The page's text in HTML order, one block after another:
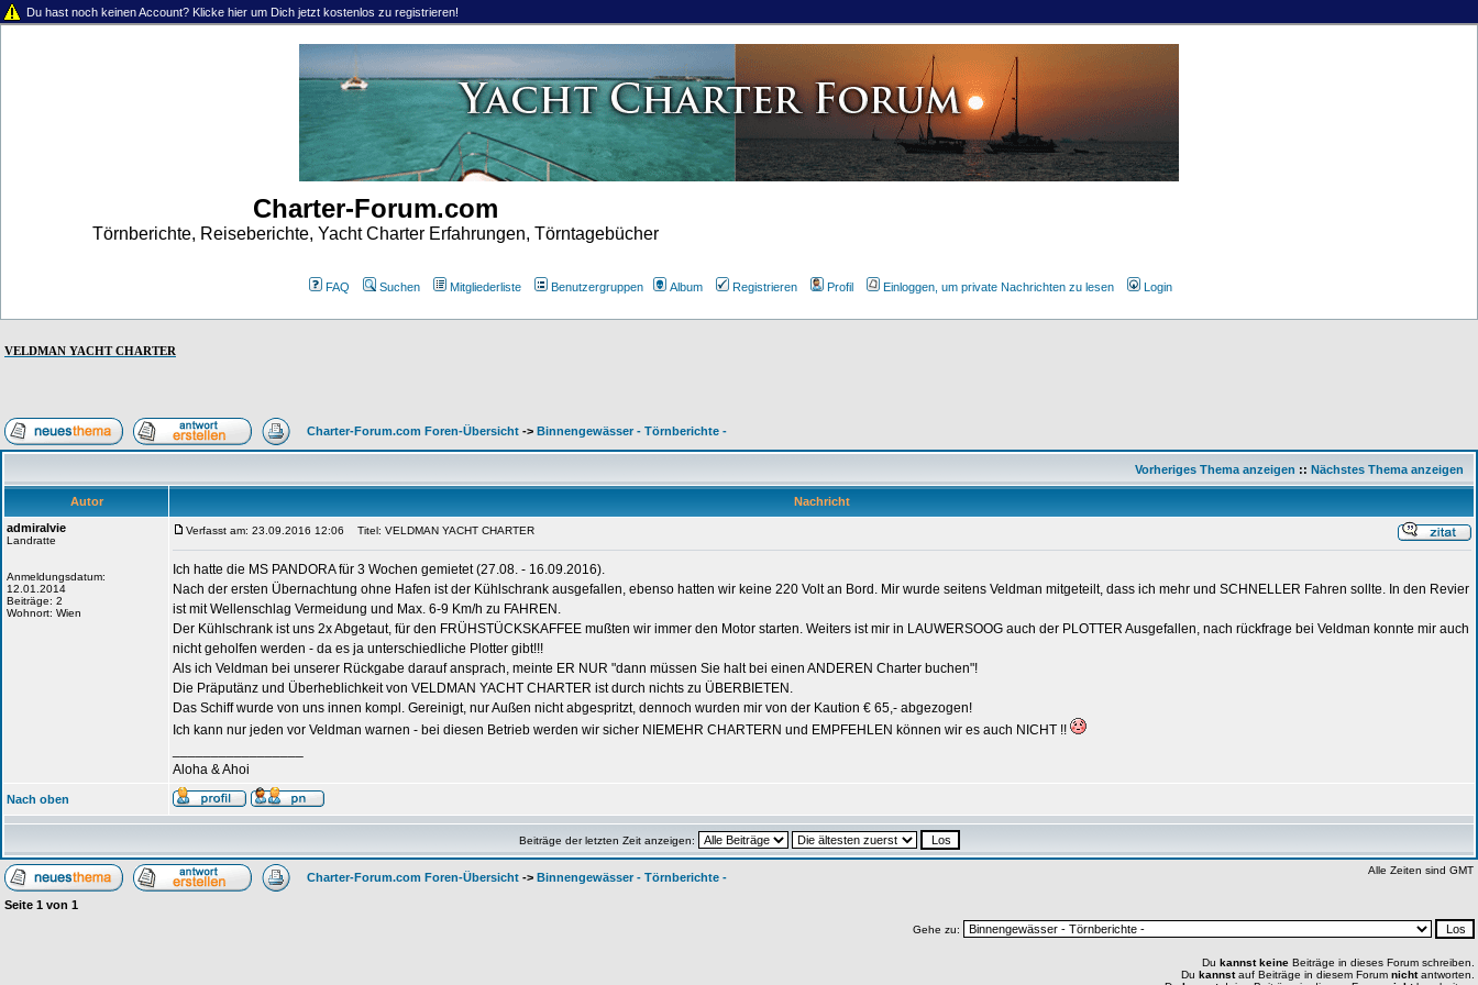
Du hast noch keinen Account? Klicke hier um Dich jetzt kostenlos zu registrieren!
Charter-Forum.com
Törnberichte, Reiseberichte, Yacht Charter Erfahrungen, Törntagebücher
FAQ Suchen Mitgliederliste Benutzergruppen Album Registrieren Profil Einloggen, um private Nachrichten zu lesen Login
VELDMAN YACHT CHARTER
Charter-Forum.com Foren-Übersicht -> Binnengewässer - Törnberichte -
Vorheriges Thema anzeigen :: Nächstes Thema anzeigen
Autor
Nachricht
admiralvie
Landratte
Anmeldungsdatum:
12.01.2014
Beiträge: 2
Wohnort: Wien
Verfasst am: 23.09.2016 12:06 Titel: VELDMAN YACHT CHARTER
Ich hatte die MS PANDORA für 3 Wochen gemietet (27.08. - 16.09.2016).
Nach der ersten Übernachtung ohne Hafen ist der Kühlschrank ausgefallen, ebenso hatten wir keine 220 Volt an Bord. Mir wurde seitens Veldman mitgeteilt, dass ich mehr und SCHNELLER Fahren sollte. In den Revier
ist mit Wellenschlag Vermeidung und Max. 6-9 Km/h zu FAHREN.
Der Kühlschrank ist uns 2x Abgetaut, für den FRÜHSTÜCKSKAFFEE mußten wir immer den Motor starten. Weiters ist mir in LAUWERSOOG auch der PLOTTER Ausgefallen, nach rückfrage bei Veldman konnte mir auch
nicht geholfen werden - da es ja unterschiedliche Plotter gibt!!!
Als ich Veldman bei unserer Rückgabe darauf ansprach, meinte ER NUR "dann müssen Sie halt bei einen ANDEREN Charter buchen"!
Die Präputänz und Überheblichkeit von VELDMAN YACHT CHARTER ist durch nichts zu ÜBERBIETEN.
Das Schiff wurde von uns innen kompl. Gereinigt, nur Außen nicht abgespritzt, dennoch wurden mir von der Kaution € 65,- abgezogen!
Ich kann nur jeden vor Veldman warnen - bei diesen Betrieb werden wir sicher NIEMEHR CHARTERN und EMPFEHLEN können wir es auch NICHT !!
Aloha & Ahoi
Nach oben
Beiträge der letzten Zeit anzeigen:
Charter-Forum.com Foren-Übersicht -> Binnengewässer - Törnberichte -
Alle Zeiten sind GMT
Seite 1 von 1
Gehe zu:
Du kannst keine Beiträge in dieses Forum schreiben.
Du kannstauf Beiträge in diesem Forum nichtantworten.